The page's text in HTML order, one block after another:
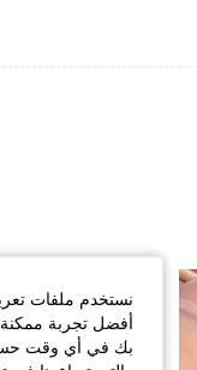
نستخدم ملفات
أفضل تجربة ممكنة
بك في أي وقت حسب